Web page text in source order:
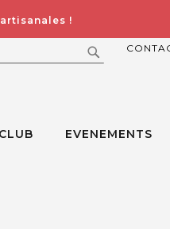
!
EVENEMENTS